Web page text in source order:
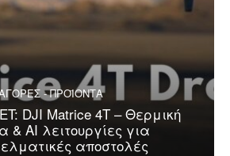
- ΠΡΟΪΟΝΤΑ
DJI Matrice 4T – Θερμική
& AI λειτουργίες για
αποστολές